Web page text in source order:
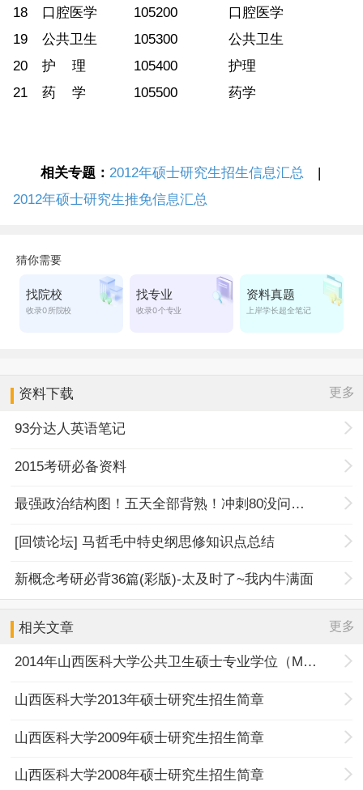
18
口腔医学 105200
口腔医学
19
公共卫生 105300
公共卫生
20
护 理 105400
护理
21
药 学 105500 药学
相关专题： 2012年硕士研究生招生信息汇总 |
2012年硕士研究生推免信息汇总
资料下载 更多
93分达人英语笔记
2015考研必备资料
最强政治结构图！五天全部背熟！冲刺80没问题！
[回馈论坛] 马哲毛中特史纲思修知识点总结
新概念考研必背36篇(彩版)-太及时了~我内牛满面
相关文章 更多
2014年山西医科大学公共卫生硕士专业学位（MPH)招生简章
山西医科大学2013年硕士研究生招生简章
山西医科大学2009年硕士研究生招生简章
山西医科大学2008年硕士研究生招生简章